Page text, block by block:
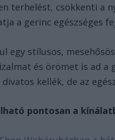
terhelést, csökkenti a
a gerinc egészséges
egy stílusos,
és örömet is ad a
divatos kellék, de az
pontosan a